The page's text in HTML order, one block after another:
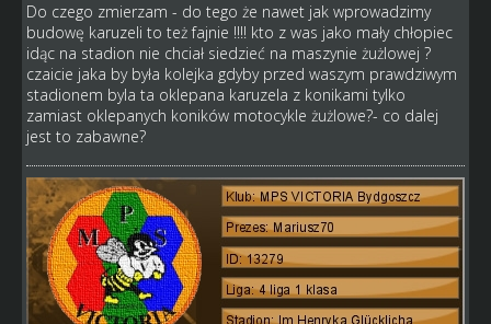
Do czego zmierzam - do tego że nawet jak wprowadzimy
budowę karuzeli to też fajnie !!!! kto z was jako mały chłopiec
idąc na stadion nie chciał siedzieć na maszynie żużlowej ?
czaicie jaka by była kolejka gdyby przed waszym prawdziwym
stadionem byla ta oklepana karuzela z konikami tylko
zamiast oklepanych koników motocykle żużlowe?- co dalej
jest to zabawne?